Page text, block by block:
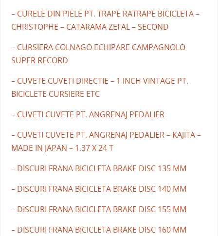
– CURELE DIN PIELE PT. TRAPE RATRAPE BICICLETA –
CHRISTOPHE – CATARAMA ZEFAL – SECOND
– CURSIERA COLNAGO ECHIPARE CAMPAGNOLO
SUPER RECORD
– CUVETE CUVETI DIRECTIE – 1 INCH VINTAGE PT.
BICICLETE CURSIERE ETC
– CUVETI CUVETE PT. ANGRENAJ PEDALIER
– CUVETI CUVETE PT. ANGRENAJ PEDALIER – KAJITA –
MADE IN JAPAN – 1.37 X 24 T
– DISCURI FRANA BICICLETA BRAKE DISC 135 MM
– DISCURI FRANA BICICLETA BRAKE DISC 140 MM
– DISCURI FRANA BICICLETA BRAKE DISC 155 MM
– DISCURI FRANA BICICLETA BRAKE DISC 160 MM